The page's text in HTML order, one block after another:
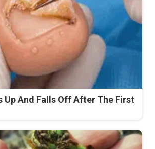
Up And Falls Off After The First